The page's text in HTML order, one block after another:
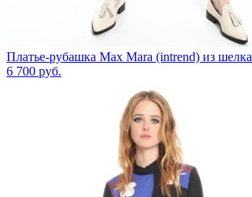
Платье-рубашка Max Mara (intrend) из шелка
6 700 руб.